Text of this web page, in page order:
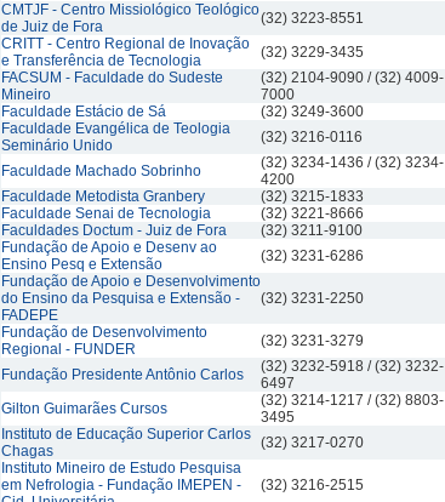
CMTJF - Centro Missiológico Teológico
de Juiz de Fora
(32) 3223-8551
CRITT - Centro Regional de Inovação
e Transferência de Tecnologia
(32) 3229-3435
FACSUM - Faculdade do Sudeste
Mineiro
(32) 2104-9090 / (32) 4009-
7000
Faculdade Estácio de Sá
(32) 3249-3600
Faculdade Evangélica de Teologia
Seminário Unido
(32) 3216-0116
Faculdade Machado Sobrinho
(32) 3234-1436 / (32) 3234-
4200
Faculdade Metodista Granbery
(32) 3215-1833
Faculdade Senai de Tecnologia
(32) 3221-8666
Faculdades Doctum - Juiz de Fora
(32) 3211-9100
Fundação de Apoio e Desenv ao
Ensino Pesq e Extensão
(32) 3231-6286
Fundação de Apoio e Desenvolvimento
do Ensino da Pesquisa e Extensão -
FADEPE
(32) 3231-2250
Fundação de Desenvolvimento
Regional - FUNDER
(32) 3231-3279
Fundação Presidente Antônio Carlos
(32) 3232-5918 / (32) 3232-
6497
Gilton Guimarães Cursos
(32) 3214-1217 / (32) 8803-
3495
Instituto de Educação Superior Carlos
Chagas
(32) 3217-0270
Instituto Mineiro de Estudo Pesquisa
em Nefrologia - Fundação IMEPEN -
(32) 3216-2515